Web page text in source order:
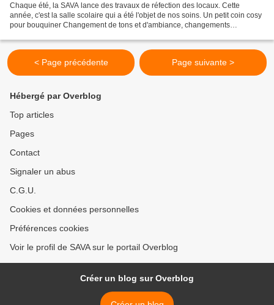
Chaque été, la SAVA lance des travaux de réfection des locaux. Cette
année, c'est la salle scolaire qui a été l'objet de nos soins. Un petit coin cosy
pour bouquiner Changement de tons et d'ambiance, changements
< Page précédente Page suivante >
Hébergé par Overblog
Top articles
Pages
Contact
Signaler un abus
C.G.U.
Cookies et données personnelles
Préférences cookies
Voir le profil de SAVA sur le portail Overblog
Créer un blog sur Overblog